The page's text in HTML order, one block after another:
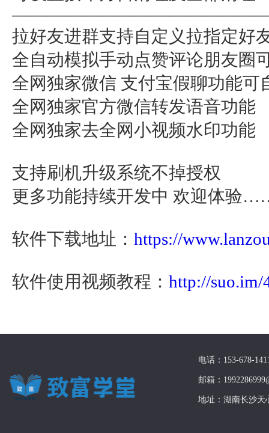
拉好友进群支持自定义拉指定好
全自动模拟手动点赞评论朋友圈
全网独家微信 支付宝假聊功能可
全网独家官方微信转发语音功能
全网独家去全网小视频水印功能
支持刷机升级系统不掉授权
更多功能持续开发中 欢迎体验
软件下载地址： https://
软件使用视频教程： http://suo.im/
电话：153-678-
邮箱：
地址：湖南长沙天